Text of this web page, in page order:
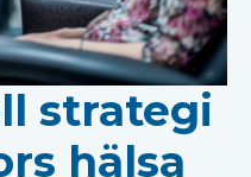
strategi
hälsa